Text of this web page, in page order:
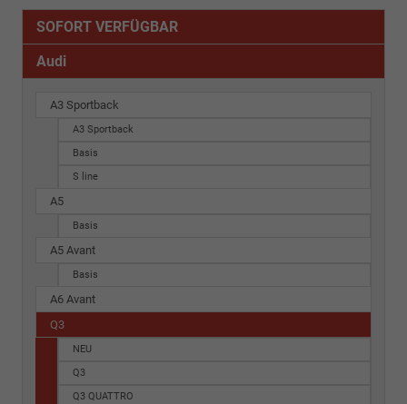
SOFORT VERFÜGBAR
Audi
A3 Sportback
A3 Sportback
Basis
S line
A5
Basis
A5 Avant
Basis
A6 Avant
Q3
NEU
Q3
Q3 QUATTRO